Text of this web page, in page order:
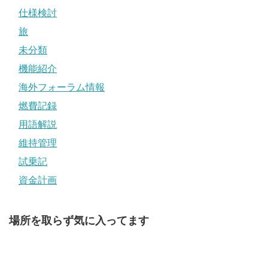
仕様検討
旅
未分類
機能紹介
海外フォーラム情報
燃費記録
用語解説
維持管理
試乗記
資金計画
場所を取らず気に入ってます